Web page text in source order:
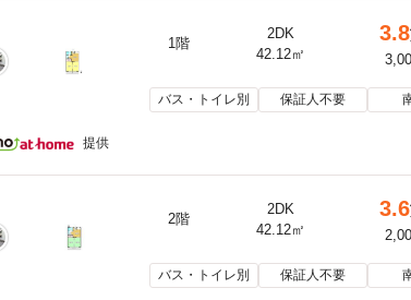
1階
2DK
42.12㎡
3.8
バス・トイレ別 保証人不要
提供
2階
2DK
42.12㎡
3.6
バス・トイレ別 保証人不要